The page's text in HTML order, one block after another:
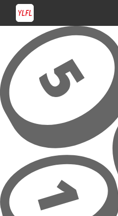
Overslaan naar hoofdinhoud